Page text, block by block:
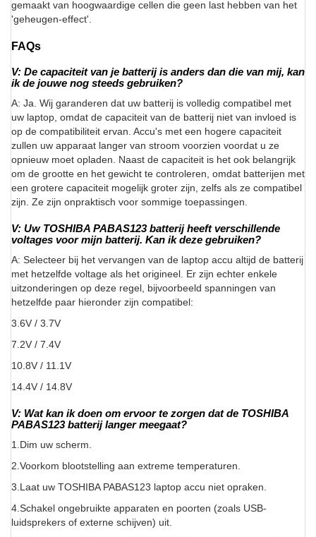
gemaakt van hoogwaardige cellen die geen last hebben van het
'geheugen-effect'.
FAQs
V: De capaciteit van je batterij is anders dan die van mij, kan
ik de jouwe nog steeds gebruiken?
A: Ja. Wij garanderen dat uw batterij is volledig compatibel met
uw laptop, omdat de capaciteit van de batterij niet van invloed is
op de compatibiliteit ervan. Accu's met een hogere capaciteit
zullen uw apparaat langer van stroom voorzien voordat u ze
opnieuw moet opladen. Naast de capaciteit is het ook belangrijk
om de grootte en het gewicht te controleren, omdat batterijen met
een grotere capaciteit mogelijk groter zijn, zelfs als ze compatibel
zijn. Ze zijn onpraktisch voor sommige toepassingen.
V: Uw TOSHIBA PABAS123 batterij heeft verschillende
voltages voor mijn batterij. Kan ik deze gebruiken?
A: Selecteer bij het vervangen van de laptop accu altijd de batterij
met hetzelfde voltage als het origineel. Er zijn echter enkele
uitzonderingen op deze regel, bijvoorbeeld spanningen van
hetzelfde paar hieronder zijn compatibel:
3.6V / 3.7V
7.2V / 7.4V
10.8V / 11.1V
14.4V / 14.8V
V: Wat kan ik doen om ervoor te zorgen dat de TOSHIBA
PABAS123 batterij langer meegaat?
1.Dim uw scherm.
2.Voorkom blootstelling aan extreme temperaturen.
3.Laat uw TOSHIBA PABAS123 laptop accu niet opraken.
4.Schakel ongebruikte apparaten en poorten (zoals USB-
luidsprekers of externe schijven) uit.